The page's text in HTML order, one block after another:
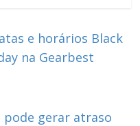
e horários Black
na Gearbest
pode gerar atraso